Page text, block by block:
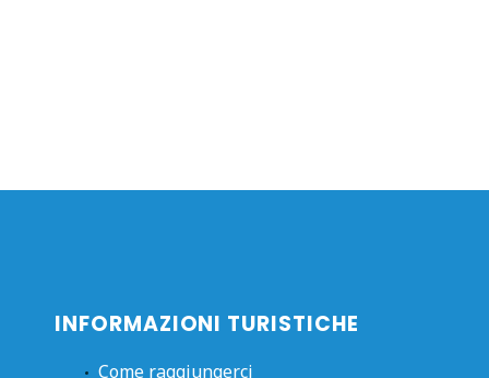
INFORMAZIONI TURISTICHE
Come raggiungerci